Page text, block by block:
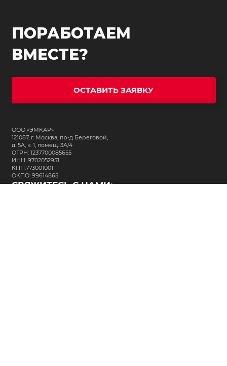
ПОРАБОТАЕМ
ВМЕСТЕ?
ОСТАВИТЬ ЗАЯВКУ
ООО «ЭМКАР»
121087, г. Москва, пр-д Береговой,
д. 5А, к. 1, помещ. 3А/4
ОГРН: 1237700085655
ИНН: 9702052951
КПП:773001001
ОКПО: 99614865
СВЯЖИТЕСЬ С НАМИ: